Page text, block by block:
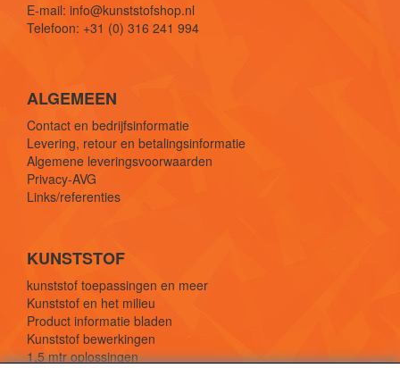
E-mail: info@kunststofshop.nl
Telefoon: +31 (0) 316 241 994
ALGEMEEN
Contact en bedrijfsinformatie
Levering, retour en betalingsinformatie
Algemene leveringsvoorwaarden
Privacy-AVG
Links/referenties
KUNSTSTOF
kunststof toepassingen en meer
Kunststof en het milieu
Product informatie bladen
Kunststof bewerkingen
1,5 mtr oplossingen